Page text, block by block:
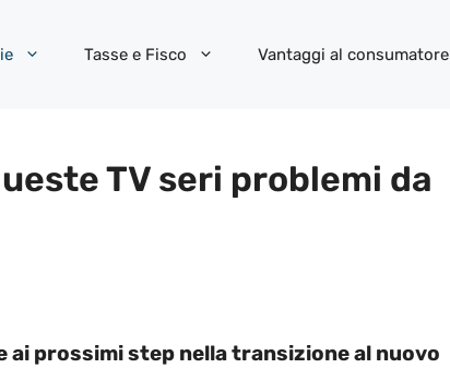
Tasse e Fisco Vantaggi al consumatore
TV seri problemi da
ai prossimi step nella transizione al nuovo